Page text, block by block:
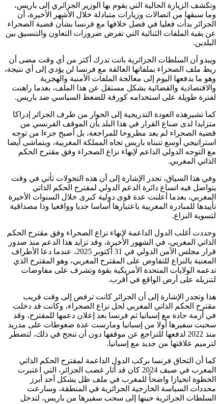
وتكشف الزيارة الحالية التي يقوم بها الوزير الجزائري إلى باريس،
وما سبقها من اتصالات وزيارات متبادلة خلال الأشهر الأخيرة، أن
الجزائر بدأت فعليا في فصل خلافها مع فرنسا بشأن قضية الصحراء
عن بقية الملفات الثنائية التي تفرض ضرورات التعاون والتنسيق بين
البلدين.
ويبدو أن السلطات الجزائرية باتت تدرك أكثر من أي وقت مضى أن
ربط ملف الصحراء بملفاتها العالقة مع فرنسا لن يؤدي إلى أي نتيجة،
وهو ما يدفعها اليوم إلى معالجة الملفات الأمنية والهجرية
والاقتصادية والقضائية بشكل مستقل عن هذا الملف، بعدما راهنت
لفترة طويلة على استخدامه كورقة للضغط السياسي ضد باريس.
كما تشيرهذه العودة التدريجية إلى الحوار من طرف الجزائر إدراكا
متزايدا لدى صناع القرار في هذا البلد بأن الموقف الفرنسي من
قضية الصحراء لم يعد مطروحا للمراجعة، بل أصبح جزءا من توجه
استراتيجي أوسع تتبناه باريس تجاه المملكة المغربية، ويتماشى أيضا
مع التوجه الدولي الداعم لإنهاء نزاع الصحراء وفق مقترح الحكم
الذاتي المغربي.
وفي هذا السياق، تجدر الإشارة إلى أن هذه التحولات تأتي في وقت
يتواصل فيه اتساع دائرة الدعم الدولي لمقترح الحكم الذاتي
المغربي، بعدما أعلنت عدة قوى دولية كبرى خلال السنوات الأخيرة
تأييدها للمبادرة المغربية باعتبارها أساسا جديا وواقعيا وذا مصداقية
لتسوية النزاع.
وجددت أغلب الدول الداعمة لإنهاء نزاع الصحراء وفق مقترح الحكم
الذاتي المغربي، في الشهور الأخيرة، وقد تزايد هذا الدعم منذ صدور
قرار مجلس الأمن الدولي في 31 أكتوبر 2025، عندما دعا الأطراف
المعنية بالنزاع للتفاوض على المقترح المغربي، وهو المقترح الذي
تدعمه الولايات المتحدة الأمريكية بقوة وتشرف على مفاوضات
لتنزيله على أرض الواقع في أقرب.
هذا وتجدر الإشارة إلى أن الجزائر كانت ترفض إلى وقت قريب
مقترح الحكم الذاتي المغربي لحل نزاع الصحراء، وكانت قد دخلت
في أزمة حادة مع إسبانيا ثم فرنسا بعد إعلان دعمها للمقترح، وقد
سحبت سفيرها أولا من إسبانيا ومارست عدة ضغوطات على مدريد
منذ 2022 لدفعها للتراجع عن موقفها دون أن تنجح في ذلك، لتضطر
لترميم علاقتها من جديد مع إسبانيا.
كما أن التحاق فرنسا بركب الدول الداعمة لمقترح الحكم الذاتي
المغرب في صيف 2024 كان قد أثار غضب الجزائر، التي اعتبرت
الخطوة انحيازا واضحاً للمغرب في ملف ظل يشكل أحد أبرز
محددات السياسة الخارجية الجزائرية في المنطقة، وسارعت
السلطات الجزائرية حينها إلى سحب سفيرها من باريس، لتدخل